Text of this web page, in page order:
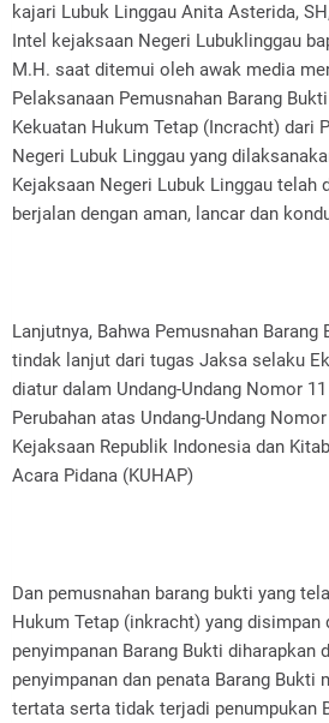
kajari Lubuk Linggau Anita Asterida,
Intel kejaksaan Negeri Lubuklinggau
M.H. saat ditemui oleh awak media
Pelaksanaan Pemusnahan Barang
Kekuatan Hukum Tetap (Incracht) dari
Negeri Lubuk Linggau yang
Kejaksaan Negeri Lubuk Linggau telah
berjalan dengan aman, lancar dan
Lanjutnya, Bahwa Pemusnahan
tindak lanjut dari tugas Jaksa selaku
diatur dalam Undang-Undang Nomor
Perubahan atas Undang-Undang
Kejaksaan Republik Indonesia dan
Acara Pidana (KUHAP)
Dan pemusnahan barang bukti yang
Hukum Tetap (inkracht) yang disimpan
penyimpanan Barang Bukti diharapkan
penyimpanan dan penata Barang Bukti
tertata serta tidak terjadi penumpukan